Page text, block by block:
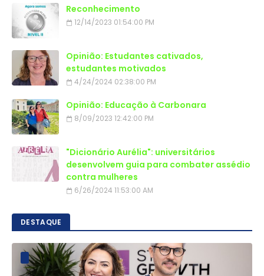
Reconhecimento
12/14/2023 01:54:00 PM
Opinião: Estudantes cativados,
estudantes motivados
4/24/2024 02:38:00 PM
Opinião: Educação à Carbonara
8/09/2023 12:42:00 PM
"Dicionário Aurélia": universitários
desenvolvem guia para combater assédio
contra mulheres
6/26/2024 11:53:00 AM
DESTAQUE